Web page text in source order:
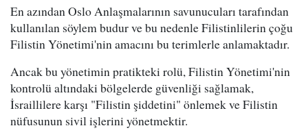
En azından Oslo Anlaşmalarının savunucuları tarafından
kullanılan söylem budur ve bu nedenle Filistinlilerin çoğu
Filistin Yönetimi'nin amacını bu terimlerle anlamaktadır.
Ancak bu yönetimin pratikteki rolü, Filistin Yönetimi'nin
kontrolü altındaki bölgelerde güvenliği sağlamak,
İsraillilere karşı "Filistin şiddetini" önlemek ve Filistin
nüfusunun sivil işlerini yönetmektir.